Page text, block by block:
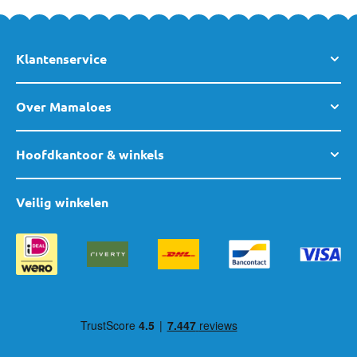
Klantenservice
Over Mamaloes
Hoofdkantoor & winkels
Veilig winkelen